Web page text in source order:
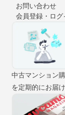
お問い合わせ
会員登録・ログ
中古マンション
を定期的にお届け